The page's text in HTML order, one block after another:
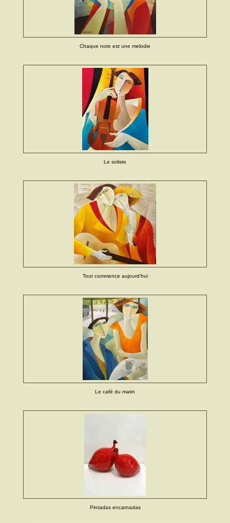
Chaque note est une melodie
Le soliste
Tout commence aujourd'hui
Le café du matin
Pintadas encarnadas